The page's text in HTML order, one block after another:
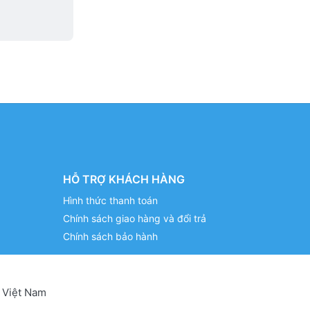
HỖ TRỢ KHÁCH HÀNG
Hình thức thanh toán
Chính sách giao hàng và đổi trả
Chính sách bảo hành
Nam